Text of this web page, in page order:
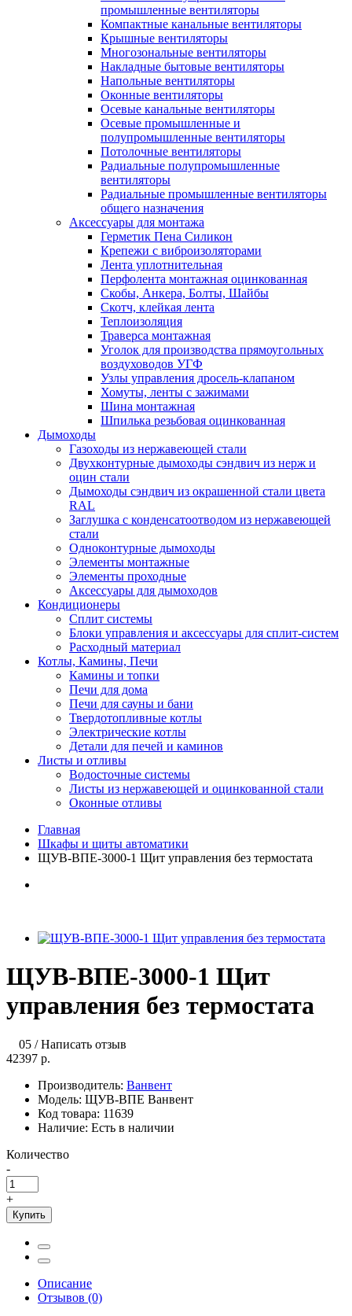
промышленные вентиляторы
Компактные канальные вентиляторы
Крышные вентиляторы
Многозональные вентиляторы
Накладные бытовые вентиляторы
Напольные вентиляторы
Оконные вентиляторы
Осевые канальные вентиляторы
Осевые промышленные и
полупромышленные вентиляторы
Потолочные вентиляторы
Радиальные полупромышленные
вентиляторы
Радиальные промышленные вентиляторы
общего назначения
Аксессуары для монтажа
Герметик Пена Силикон
Крепежи с виброизоляторами
Лента уплотнительная
Перфолента монтажная оцинкованная
Скобы, Анкера, Болты, Шайбы
Скотч, клейкая лента
Теплоизоляция
Траверса монтажная
Уголок для производства прямоугольных
воздуховодов УГФ
Узлы управления дросель-клапаном
Хомуты, ленты с зажимами
Шина монтажная
Шпилька резьбовая оцинкованная
Дымоходы
Газоходы из нержавеющей стали
Двухконтурные дымоходы сэндвич из нерж и
оцин стали
Дымоходы сэндвич из окрашенной стали цвета
RAL
Заглушка с конденсатоотводом из нержавеющей
стали
Одноконтурные дымоходы
Элементы монтажные
Элементы проходные
Аксессуары для дымоходов
Кондиционеры
Сплит системы
Блоки управления и аксессуары для сплит-систем
Расходный материал
Котлы, Камины, Печи
Камины и топки
Печи для дома
Печи для сауны и бани
Твердотопливные котлы
Электрические котлы
Детали для печей и каминов
Листы и отливы
Водосточные системы
Листы из нержавеющей и оцинкованной стали
Оконные отливы
Главная
Шкафы и щиты автоматики
ЩУВ-ВПЕ-3000-1 Щит управления без термостата
ЩУВ-ВПЕ-3000-1 Щит
управления без термостата
05 /Написать отзыв
42397 р.
Производитель: Ванвент
Модель: ЩУВ-ВПЕ Ванвент
Код товара: 11639
Наличие: Есть в наличии
Количество
-
+
Купить
Описание
Отзывов (0)